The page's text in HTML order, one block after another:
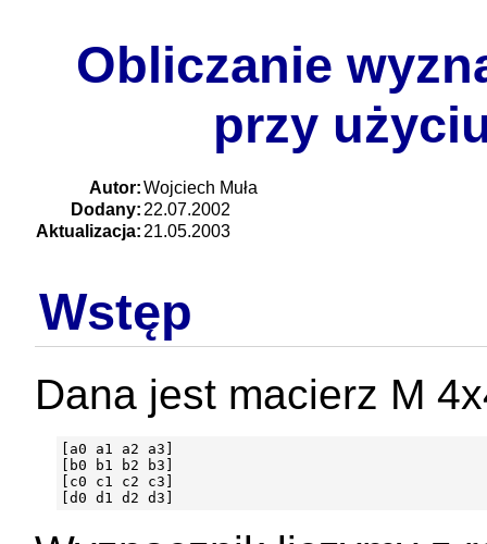
Obliczanie
przy
Autor:Wojciech Muła
Dodany:22.07.2002
Aktualizacja:21.05.2003
Wstęp
Dana jest macierz M
[a0 a1 a2 a3]
[b0 b1 b2 b3]
[c0 c1 c2 c3]